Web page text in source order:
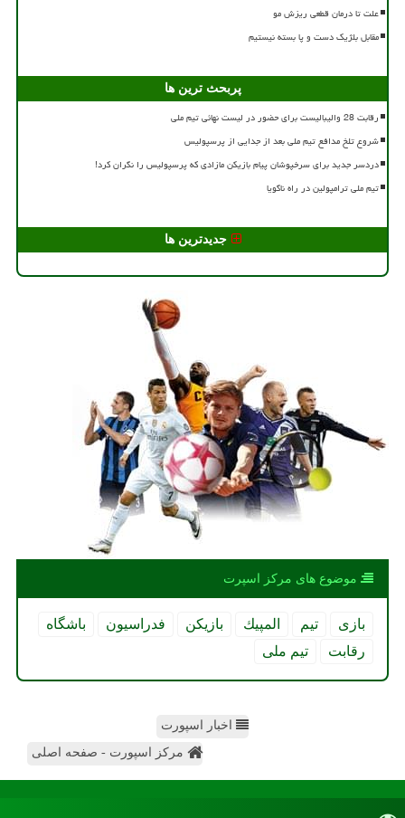
علت تا درمان قطعی ریزش مو
مقابل بلژیک دست و پا بسته نیستیم
پربحث ترین ها
رقابت 28 والیبالیست برای حضور در لیست نهائی تیم ملی
شروع تلخ مدافع تیم ملی بعد از جدایی از پرسپولیس
دردسر جدید برای سرخپوشان پیام بازیکن مازادی که پرسپولیس را نگران کرد!
تیم ملی ترامپولین در راه ناگویا
جدیدترین ها
موضوع های مركز اسپرت
بازی تیم المپیك بازیكن فدراسیون
باشگاه
رقابت
تیم ملی
اخبار اسپورت
مرکز اسپورت - صفحه اصلی